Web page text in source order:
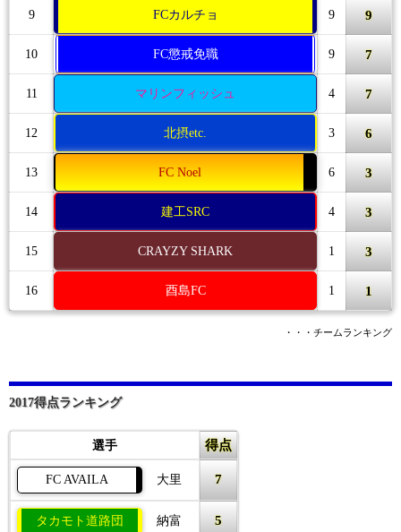
9 FCカルチョ 9 9
10 FC懲戒免職 9 7
11 マリンフィッシュ 4 7
12 北摂etc. 3 6
13 FC Noel 6 3
14 建工SRC 4 3
15 CRAYZY SHARK 1 3
16 酉島FC 1 1
・・・チームランキング
2017得点ランキング
選手 得点
FC AVAILA 大里 7
タカモト道路団 納富 5